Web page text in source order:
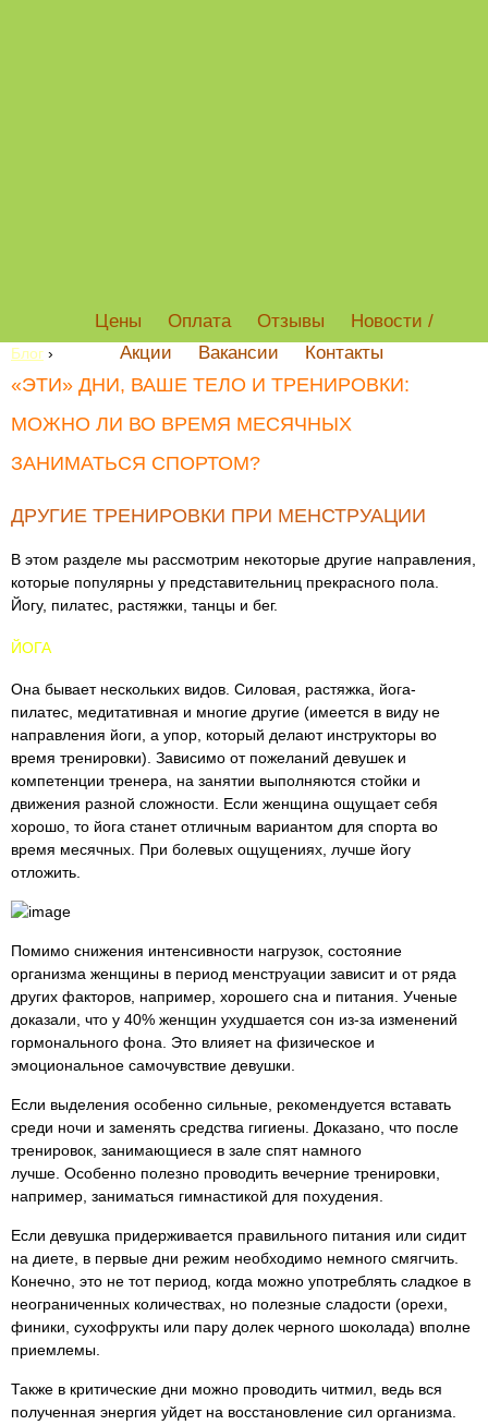
Цены Оплата Отзывы
Новости /
Акции
Вакансии Контакты
Блог ›
«ЭТИ» ДНИ, ВАШЕ ТЕЛО И ТРЕНИРОВКИ:
МОЖНО ЛИ ВО ВРЕМЯ МЕСЯЧНЫХ
ЗАНИМАТЬСЯ СПОРТОМ?
ДРУГИЕ ТРЕНИРОВКИ ПРИ МЕНСТРУАЦИИ
В этом разделе мы рассмотрим некоторые другие направления,
которые популярны у представительниц прекрасного пола.
Йогу, пилатес, растяжки, танцы и бег.
ЙОГА
Она бывает нескольких видов. Силовая, растяжка, йога-
пилатес, медитативная и многие другие (имеется в виду не
направления йоги, а упор, который делают инструкторы во
время тренировки). Зависимо от пожеланий девушек и
компетенции тренера, на занятии выполняются стойки и
движения разной сложности. Если женщина ощущает себя
хорошо, то йога станет отличным вариантом для спорта во
время месячных. При болевых ощущениях, лучше йогу
отложить.
Помимо снижения интенсивности нагрузок, состояние
организма женщины в период менструации зависит и от ряда
других факторов, например, хорошего сна и питания. Ученые
доказали, что у 40% женщин ухудшается сон из-за изменений
гормонального фона. Это влияет на физическое и
эмоциональное самочувствие девушки.
Если выделения особенно сильные, рекомендуется вставать
среди ночи и заменять средства гигиены. Доказано, что после
тренировок, занимающиеся в зале спят намного
лучше. Особенно полезно проводить вечерние тренировки,
например, заниматься гимнастикой для похудения.
Если девушка придерживается правильного питания или сидит
на диете, в первые дни режим необходимо немного смягчить.
Конечно, это не тот период, когда можно употреблять сладкое в
неограниченных количествах, но полезные сладости (орехи,
финики, сухофрукты или пару долек черного шоколада) вполне
приемлемы.
Также в критические дни можно проводить читмил, ведь вся
полученная энергия уйдет на восстановление сил организма.